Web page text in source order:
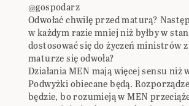
@gospodarz
Odwołać chwilę przed maturą?
w każdym razie mniej niż byłby w
dostosować się do życzeń ministrów
maturze się odwoła?
Działania MEN mają więcej sensu niż
Podwyżki obiecane będą.
będzie, bo rozumieją w MEN